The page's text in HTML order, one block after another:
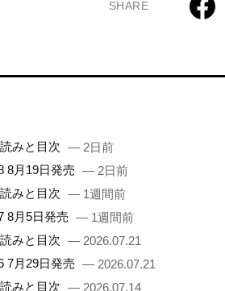
SHARE
みと目次 — 2日前
8月19日発売 — 2日前
みと目次 — 1週間前
8月5日発売 — 1週間前
みと目次 — 2026.07.21
7月29日発売 — 2026.07.21
みと目次 — 2026.07.14